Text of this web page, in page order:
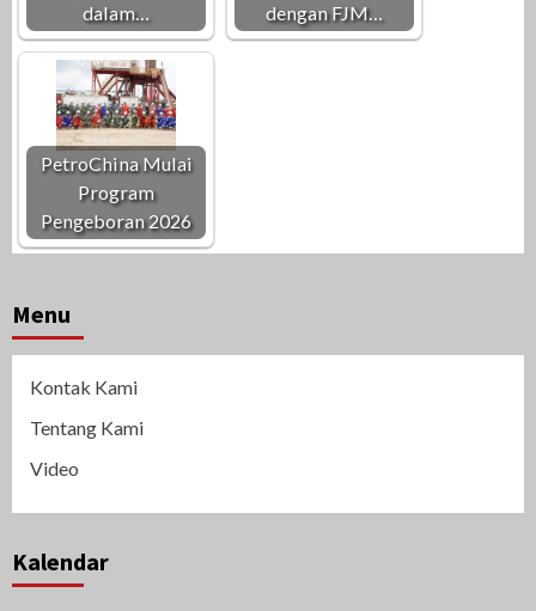
dalam…
dengan FJM…
PetroChina Mulai
Program
Pengeboran 2026
Menu
Kontak Kami
Tentang Kami
Video
Kalendar